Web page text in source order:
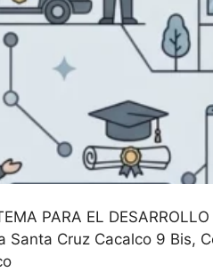
PARA EL
Santa Cruz Cacalco 9 Bis,